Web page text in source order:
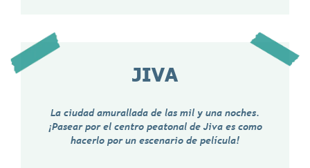
JIVA
La ciudad amurallada de las mil y una noches.
¡Pasear por el centro peatonal de Jiva es como
hacerlo por un escenario de película!